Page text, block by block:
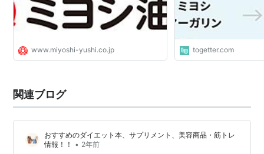
www.miyoshi-yushi.co.jp togetter.com
関連ブログ
おすすめのダイエット本、サプリメント、美容商品・筋トレ
情報！！
• 2年前